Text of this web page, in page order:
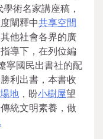
學術名家講座稿，
闡釋中共享空間
他社會各界的廣
導下，在列位編
寧國民出書社的配
利出書，本書收
地 ，盼小樹屋望
統文明素養，做